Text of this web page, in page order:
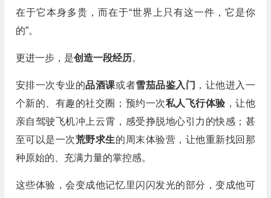
在于它本身多贵，而在于“世界上只有这一件，它是你
的”。
更进一步，是创造一段经历。
安排一次专业的品酒课或者雪茄品鉴入门 ，让他进入一
个新的、有趣的社交圈；预约一次私人飞行体验 ，让他
亲自驾驶飞机冲上云霄，感受挣脱地心引力的快感；甚
至可以是一次荒野求生的周末体验营，让他重新找回那
种原始的、充满力量的掌控感。
这些体验，会变成他记忆里闪闪发光的部分，变成他可